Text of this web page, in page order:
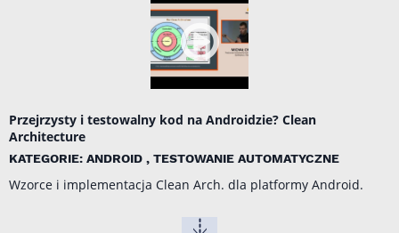
Przejrzysty i testowalny kod na Androidzie? Clean
Architecture
KATEGORIE: ANDROID , TESTOWANIE AUTOMATYCZNE
Wzorce i implementacja Clean Arch. dla platformy Android.